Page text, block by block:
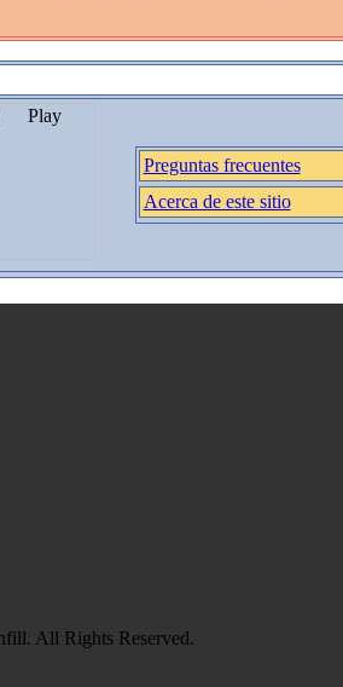
Preguntas frecuentes
Acerca de este sitio
All Rights Reserved.